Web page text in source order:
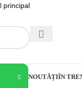
principal
NOUTĂȚIÎN